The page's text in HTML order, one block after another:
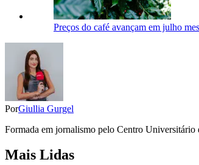
Preços do café avançam em julho
PorGiullia Gurgel
Formada em jornalismo pelo Centro
Mais Lidas